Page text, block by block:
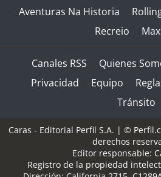
Aventuras Na Historia
Recreio
Canales RSS Quienes
Privacidad
Equipo
Tránsito
Caras - Editorial Perfil S.A. | ©
derechos
Editor responsable:
Registro de la propiedad